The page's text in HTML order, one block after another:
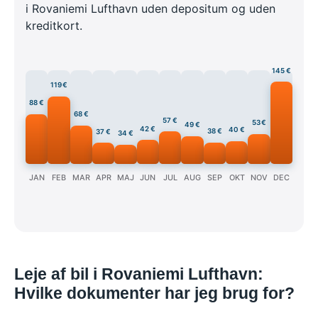
i Rovaniemi Lufthavn uden depositum og uden
kreditkort.
88 €
JAN
119 €
FEB
68 €
MAR
37 €
APR
34 €
MAJ
42 €
JUN
57 €
JUL
49 €
AUG
38 €
SEP
40 €
OKT
53 €
NOV
145 €
DEC
Leje af bil i Rovaniemi Lufthavn:
Hvilke dokumenter har jeg brug for?